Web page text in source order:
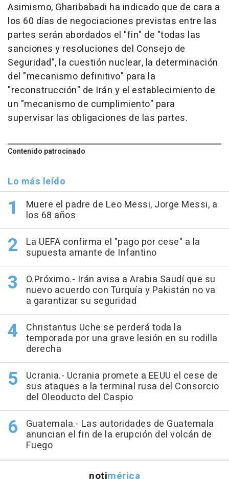
Asimismo, Gharibabadi ha indicado que de cara a
los 60 días de negociaciones previstas entre las
partes serán abordados el "fin" de "todas las
sanciones y resoluciones del Consejo de
Seguridad", la cuestión nuclear, la determinación
del "mecanismo definitivo" para la
"reconstrucción" de Irán y el establecimiento de
un "mecanismo de cumplimiento" para
supervisar las obligaciones de las partes.
Contenido patrocinado
Lo más leído
Muere el padre de Leo Messi, Jorge Messi, a
los 68 años
La UEFA confirma el "pago por cese" a la
supuesta amante de Infantino
O.Próximo.- Irán avisa a Arabia Saudí que su
nuevo acuerdo con Turquía y Pakistán no va
a garantizar su seguridad
Christantus Uche se perderá toda la
temporada por una grave lesión en su rodilla
derecha
Ucrania.- Ucrania promete a EEUU el cese de
sus ataques a la terminal rusa del Consorcio
del Oleoducto del Caspio
Guatemala.- Las autoridades de Guatemala
anuncian el fin de la erupción del volcán de
Fuego
notimérica